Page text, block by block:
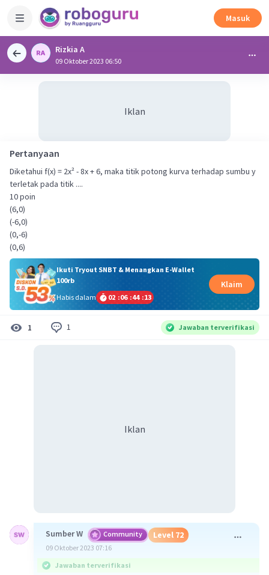
Masuk
Rizkia A
09 Oktober 2023 06:50
Iklan
Pertanyaan
Diketahui f(x) = 2x² - 8x + 6, maka titik potong kurva terhadap sumbu y
terletak pada titik ....
10 poin
(6,0)
(-6,0)
(0,-6)
(0,6)
Ikuti Tryout SNBT & Menangkan E-Wallet
100rb
Habis dalam
02 :06 :44 :12
Klaim
1 1 Jawaban terverifikasi
Iklan
Sumber W Community Level 72
09 Oktober 2023 07:16
Jawaban terverifikasi